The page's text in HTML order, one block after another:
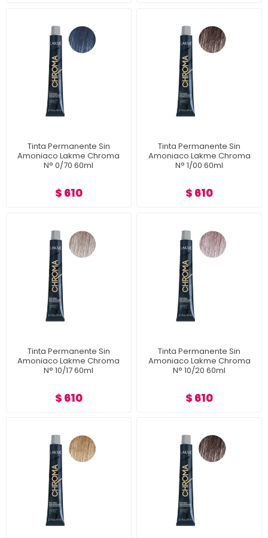
Tinta Permanente Sin
Amoniaco Lakme Chroma
N° 0/70 60ml
$ 610
Tinta Permanente Sin
Amoniaco Lakme Chroma
N° 1/00 60ml
$ 610
Tinta Permanente Sin
Amoniaco Lakme Chroma
N° 10/17 60ml
$ 610
Tinta Permanente Sin
Amoniaco Lakme Chroma
N° 10/20 60ml
$ 610